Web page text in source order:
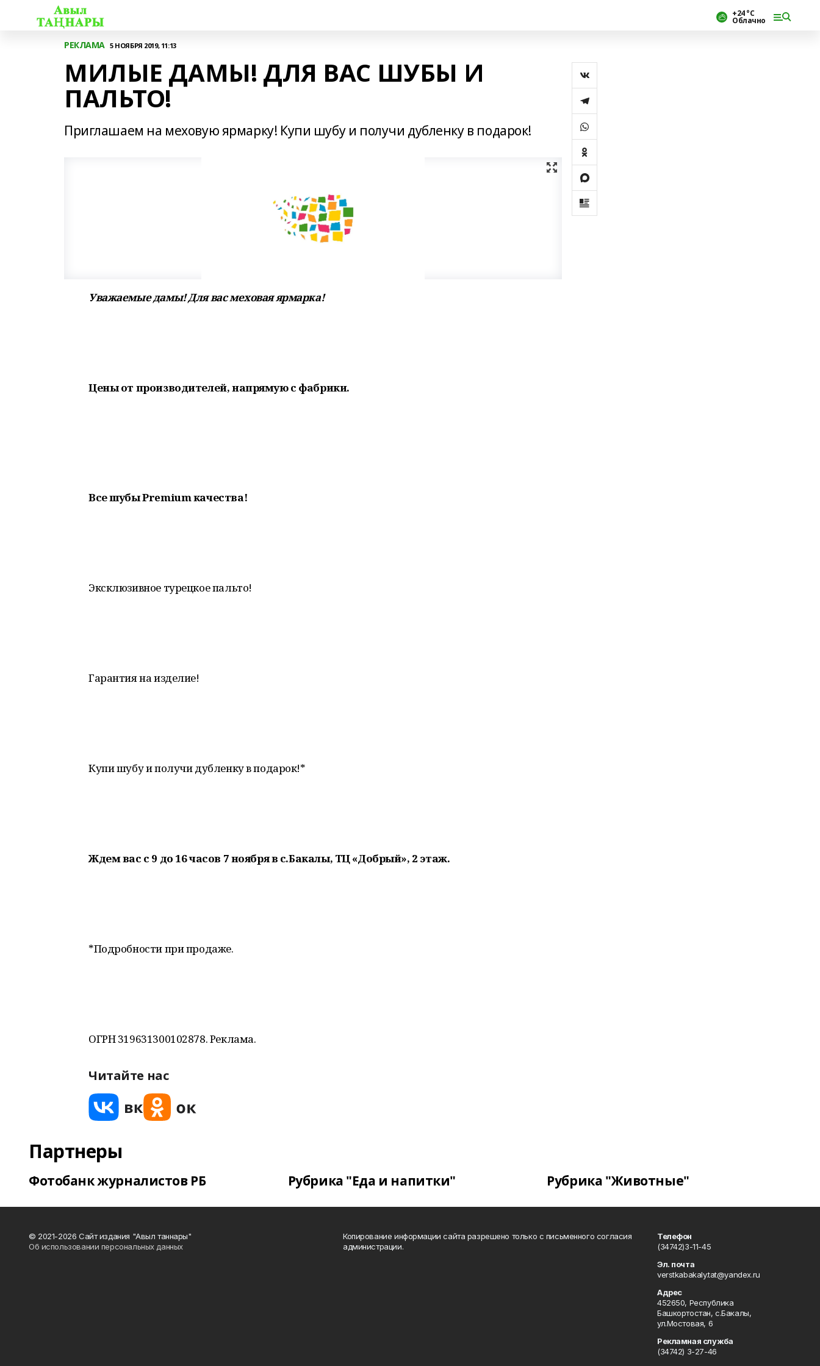
+24 °С
Облачно
РЕКЛАМА 5 НОЯБРЯ 2019, 11:13
МИЛЫЕ ДАМЫ! ДЛЯ ВАС ШУБЫ И
ПАЛЬТО!
Приглашаем на меховую ярмарку! Купи шубу и получи дубленку в подарок!
Уважаемые дамы! Для вас меховая ярмарка!
Цены от производителей, напрямую с фабрики.
Все шубы Premium качества!
Эксклюзивное турецкое пальто!
Гарантия на изделие!
Купи шубу и получи дубленку в подарок!*
Ждем вас с 9 до 16 часов 7 ноября в с.Бакалы, ТЦ «Добрый», 2 этаж.
*Подробности при продаже.
ОГРН 319631300102878. Реклама.
Читайте нас
Партнеры
Фотобанк журналистов РБ Рубрика "Еда и напитки" Рубрика "Животные"
© 2021-2026 Сайт издания "Авыл таннары"
Об использовании персональных данных
Копирование информации сайта разрешено только с письменного согласия
администрации.
Телефон
(34742)3-11-45
Эл. почта
verstkabakaly.tat@yandex.ru
Адрес
452650, Республика
Башкортостан, с.Бакалы,
ул.Мостовая, 6
Рекламная служба
(34742) 3-27-46